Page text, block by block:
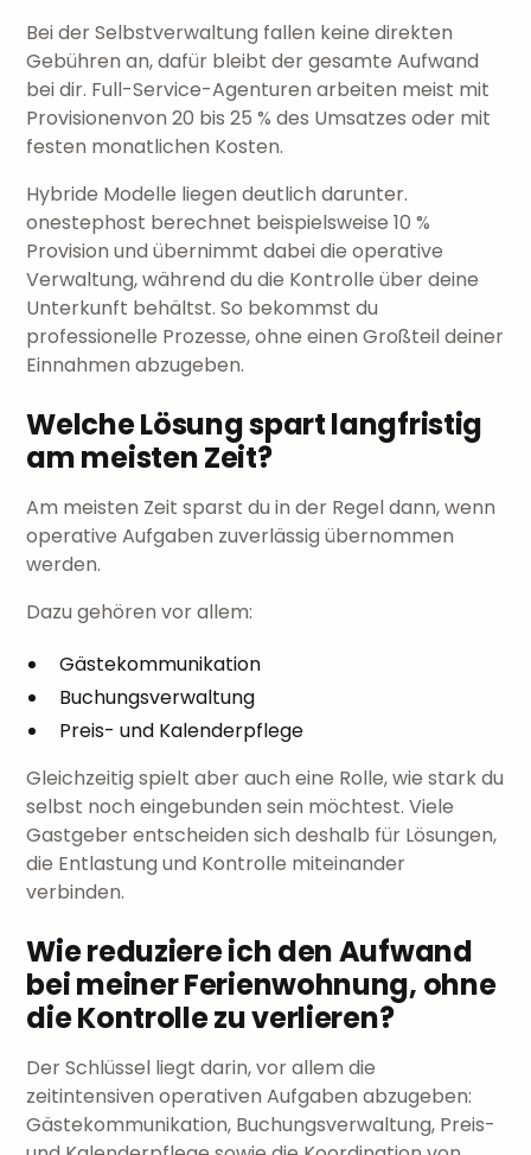
Bei der Selbstverwaltung fallen keine direkten
Gebühren an, dafür bleibt der gesamte Aufwand
bei dir. Full-Service-Agenturen arbeiten meist mit
Provisionenvon 20 bis 25 % des Umsatzes oder mit
festen monatlichen Kosten.
Hybride Modelle liegen deutlich darunter.
onestephost berechnet beispielsweise 10 %
Provision und übernimmt dabei die operative
Verwaltung, während du die Kontrolle über deine
Unterkunft behältst. So bekommst du
professionelle Prozesse, ohne einen Großteil deiner
Einnahmen abzugeben.
Welche Lösung spart langfristig
am meisten Zeit?
Am meisten Zeit sparst du in der Regel dann, wenn
operative Aufgaben zuverlässig übernommen
werden.
Dazu gehören vor allem:
Gästekommunikation
Buchungsverwaltung
Preis- und Kalenderpflege
Gleichzeitig spielt aber auch eine Rolle, wie stark du
selbst noch eingebunden sein möchtest. Viele
Gastgeber entscheiden sich deshalb für Lösungen,
die Entlastung und Kontrolle miteinander
verbinden.
Wie reduziere ich den Aufwand
bei meiner Ferienwohnung, ohne
die Kontrolle zu verlieren?
Der Schlüssel liegt darin, vor allem die
zeitintensiven operativen Aufgaben abzugeben:
Gästekommunikation, Buchungsverwaltung, Preis-